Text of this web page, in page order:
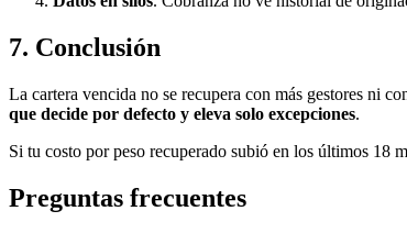
7. Conclusión
La cartera vencida no se recupera con más gestores ni
que decide por defecto y eleva solo excepciones.
Si tu costo por peso recuperado subió en los últimos 18
Preguntas frecuentes